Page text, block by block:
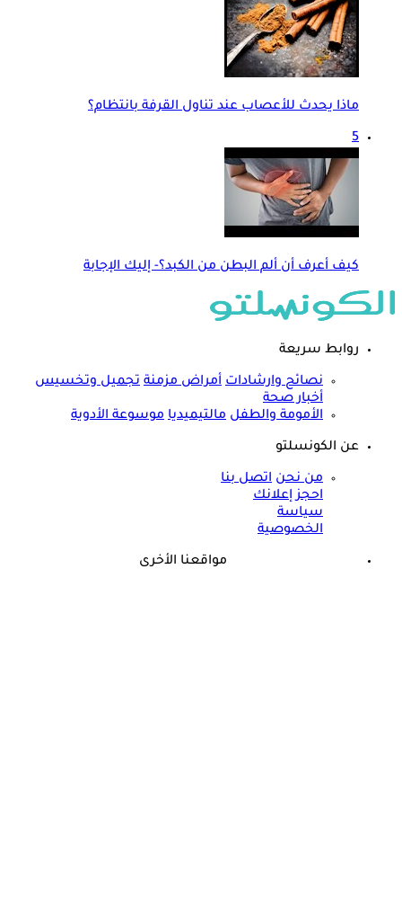
ماذا يحدث للأعصاب عند تناول القرفة بانتظام؟
5
كيف أعرف أن ألم البطن من الكبد؟- إليك الإجابة
روابط سريعة
نصائح وارشادات أمراض مزمنة تجميل وتخسيس
أخبار صحة
الأمومة والطفل مالتيميديا موسوعة الأدوية
عن الكونسلتو
من نحن اتصل بنا
احجز إعلانك
سياسة
الخصوصية
مواقعنا الأخرى